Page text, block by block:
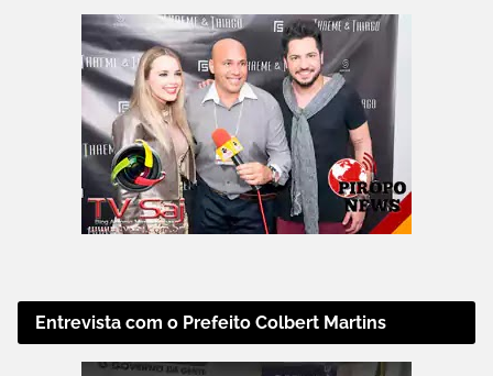
Entrevista com o Prefeito Colbert Martins